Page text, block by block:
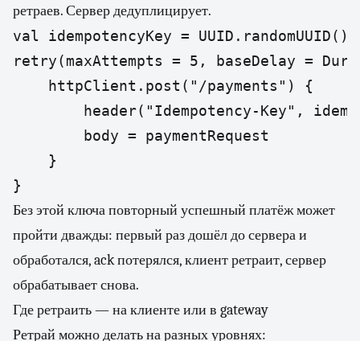
ретраев. Сервер дедуплицирует.
val idempotencyKey =
retry(maxAttempts = 5, baseDelay =
    httpClient.post("/payments") {
header("Idempotency-Key",
        body = paymentRequest
    }
}
Без этой ключа повторный успешный платёж может
пройти дважды: первый раз дошёл до сервера и
обработался, ack потерялся, клиент ретраит, сервер
обрабатывает снова.
Где ретраить — на клиенте или в gateway
Ретрай можно делать на разных уровнях: